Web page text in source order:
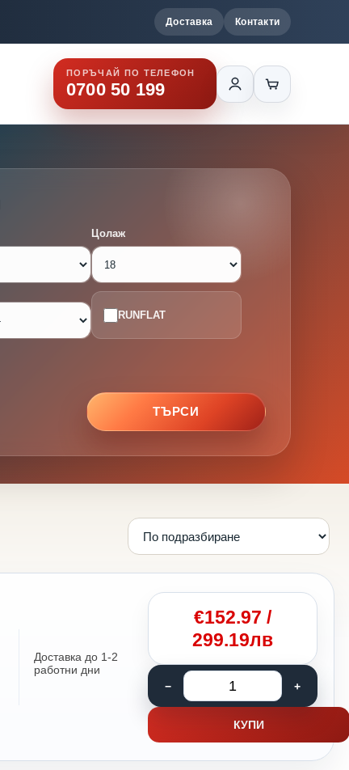
Доставка Контакти
ПОРЪЧАЙ ПО ТЕЛЕФОН
0700 50 199
Цолаж
RUNFLAT
ТЪРСИ
Доставка до 1-2
работни дни
€152.97 /
299.19лв
КУПИ